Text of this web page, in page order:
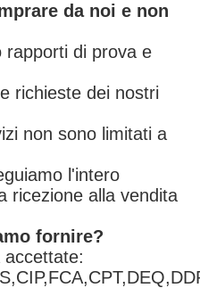
da noi e non
rapporti di prova e
richieste dei nostri
non sono limitati a
l'intero
ricezione alla vendita
fornire?
accettate: